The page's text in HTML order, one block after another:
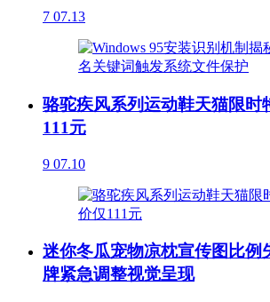
7 07.13
骆驼疾风系列运动鞋天猫限时
111元
9 07.10
迷你冬瓜宠物凉枕宣传图比例
牌紧急调整视觉呈现